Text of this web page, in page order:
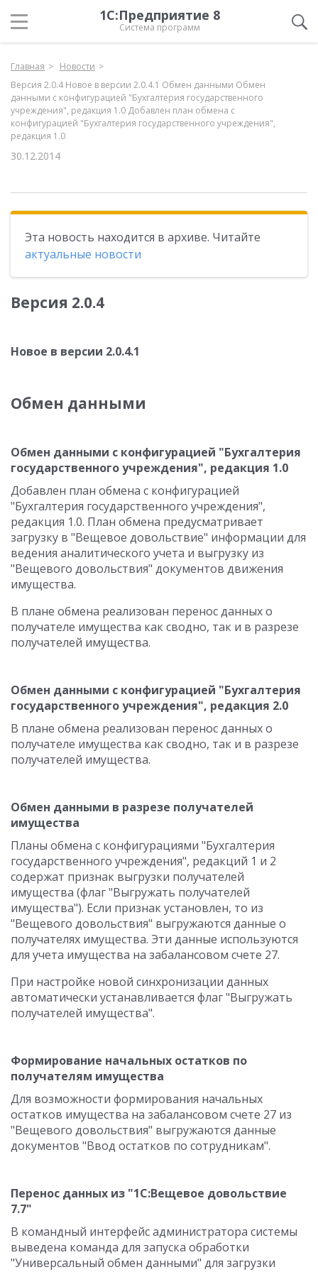
1С:Предприятие 8
Система программ
Главная
Новости
Версия 2.0.4 Новое в версии 2.0.4.1 Обмен данными Обмен
данными с конфигурацией "Бухгалтерия государственного
учреждения", редакция 1.0 Добавлен план обмена с
конфигурацией "Бухгалтерия государственного учреждения",
редакция 1.0
30.12.2014
Эта новость находится в архиве. Читайте
актуальные новости
Версия 2.0.4
Новое в версии 2.0.4.1
Обмен данными
Обмен данными с конфигурацией "Бухгалтерия
государственного учреждения", редакция 1.0
Добавлен план обмена с конфигурацией
"Бухгалтерия государственного учреждения",
редакция 1.0. План обмена предусматривает
загрузку в "Вещевое довольствие" информации для
ведения аналитического учета и выгрузку из
"Вещевого довольствия" документов движения
имущества.
В плане обмена реализован перенос данных о
получателе имущества как сводно, так и в разрезе
получателей имущества.
Обмен данными с конфигурацией "Бухгалтерия
государственного учреждения", редакция 2.0
В плане обмена реализован перенос данных о
получателе имущества как сводно, так и в разрезе
получателей имущества.
Обмен данными в разрезе получателей
имущества
Планы обмена с конфигурациями "Бухгалтерия
государственного учреждения", редакций 1 и 2
содержат признак выгрузки получателей
имущества (флаг "Выгружать получателей
имущества"). Если признак установлен, то из
"Вещевого довольствия" выгружаются данные о
получателях имущества. Эти данные используются
для учета имущества на забалансовом счете 27.
При настройке новой синхронизации данных
автоматически устанавливается флаг "Выгружать
получателей имущества".
Формирование начальных остатков по
получателям имущества
Для возможности формирования начальных
остатков имущества на забалансовом счете 27 из
"Вещевого довольствия" выгружаются данные
документов "Ввод остатков по сотрудникам".
Перенос данных из "1С:Вещевое довольствие
7.7"
В командный интерфейс администратора системы
выведена команда для запуска обработки
"Универсальный обмен данными" для загрузки